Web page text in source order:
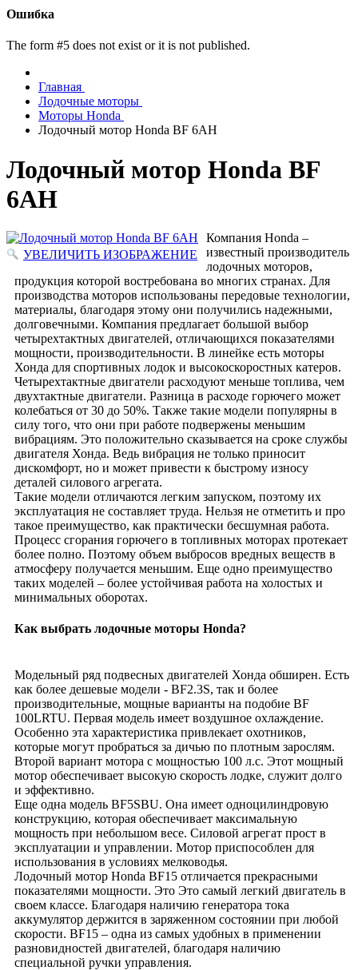
Ошибка
The form #5 does not exist or it is not published.
Главная
Лодочные моторы
Моторы Honda
Лодочный мотор Honda BF 6AH
Лодочный мотор Honda BF
6AH
УВЕЛИЧИТЬ ИЗОБРАЖЕНИЕ
Компания Honda –
известный производитель
лодочных моторов,
продукция которой востребована во многих странах. Для
производства моторов использованы передовые технологии,
материалы, благодаря этому они получились надежными,
долговечными. Компания предлагает большой выбор
четырехтактных двигателей, отличающихся показателями
мощности, производительности. В линейке есть моторы
Хонда для спортивных лодок и высокоскоростных катеров.
Четырехтактные двигатели расходуют меньше топлива, чем
двухтактные двигатели. Разница в расходе горючего может
колебаться от 30 до 50%. Также такие модели популярны в
силу того, что они при работе подвержены меньшим
вибрациям. Это положительно сказывается на сроке службы
двигателя Хонда. Ведь вибрация не только приносит
дискомфорт, но и может привести к быстрому износу
деталей силового агрегата.
Такие модели отличаются легким запуском, поэтому их
эксплуатация не составляет труда. Нельзя не отметить и про
такое преимущество, как практически бесшумная работа.
Процесс сгорания горючего в топливных моторах протекает
более полно. Поэтому объем выбросов вредных веществ в
атмосферу получается меньшим. Еще одно преимущество
таких моделей – более устойчивая работа на холостых и
минимальных оборотах.
Как выбрать лодочные моторы Honda?
Модельный ряд подвесных двигателей Хонда обширен. Есть
как более дешевые модели - BF2.3S, так и более
производительные, мощные варианты на подобие BF
100LRTU. Первая модель имеет воздушное охлаждение.
Особенно эта характеристика привлекает охотников,
которые могут пробраться за дичью по плотным зарослям.
Второй вариант мотора с мощностью 100 л.с. Этот мощный
мотор обеспечивает высокую скорость лодке, служит долго
и эффективно.
Еще одна модель BF5SBU. Она имеет одноцилиндровую
конструкцию, которая обеспечивает максимальную
мощность при небольшом весе. Силовой агрегат прост в
эксплуатации и управлении. Мотор приспособлен для
использования в условиях мелководья.
Лодочный мотор Honda BF15 отличается прекрасными
показателями мощности. Это Это самый легкий двигатель в
своем классе. Благодаря наличию генератора тока
аккумулятор держится в заряженном состоянии при любой
скорости. BF15 – одна из самых удобных в применении
разновидностей двигателей, благодаря наличию
специальной ручки управления.